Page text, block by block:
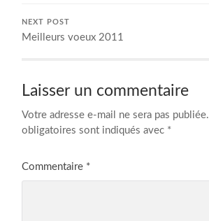
NEXT POST
Meilleurs voeux 2011
Laisser un commentaire
Votre adresse e-mail ne sera pas publiée.
obligatoires sont indiqués avec *
Commentaire *